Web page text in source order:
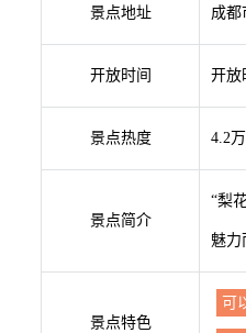
景点地址 成都
开放时间 开放
景点热度 4.2
景点简介
“梨
魅力
景点特色
可